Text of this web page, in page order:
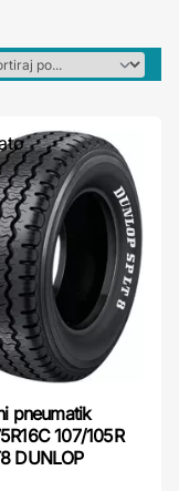
pneumatik
107/105R
DUNLOP